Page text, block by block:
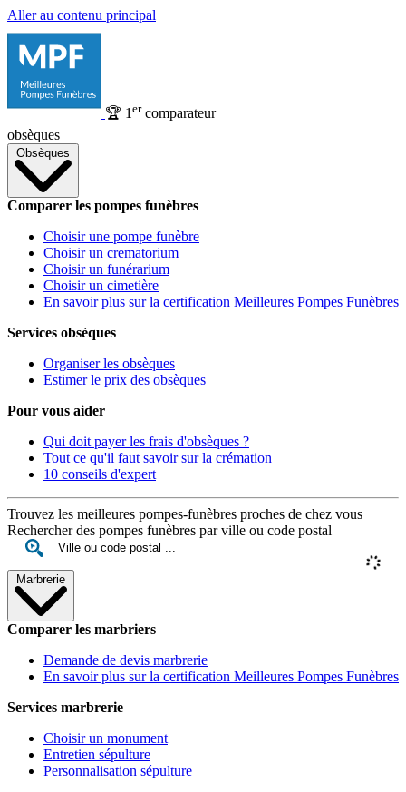
Aller au contenu principal
🏆 1 ercomparateur
obsèques
Obsèques
Comparer les pompes funèbres
Choisir une pompe funèbre
Choisir un crematorium
Choisir un funérarium
Choisir un cimetière
En savoir plus sur la certification Meilleures Pompes Funèbres
Services obsèques
Organiser les obsèques
Estimer le prix des obsèques
Pour vous aider
Qui doit payer les frais d'obsèques ?
Tout ce qu'il faut savoir sur la crémation
10 conseils d'expert
Trouvez les meilleures pompes-funèbres proches de chez vous
Rechercher des pompes funèbres par ville ou code postal
Marbrerie
Comparer les marbriers
Demande de devis marbrerie
En savoir plus sur la certification Meilleures Pompes Funèbres
Services marbrerie
Choisir un monument
Entretien sépulture
Personnalisation sépulture